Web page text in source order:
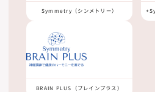
Symmetry（シンメトリー）
BRAIN PLUS（ブレインプラス）